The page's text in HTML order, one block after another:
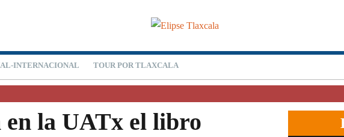
INTERNACIONAL TOUR POR TLAXCALA
en la UATx el libro